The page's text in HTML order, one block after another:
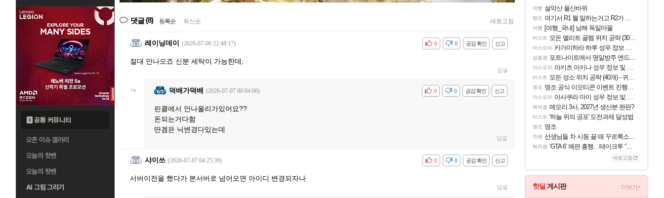
공통 커뮤니티
오픈 이슈 갤러리
오늘의 핫벤
오늘의 팟벤
AI 그림 그리기
댓글(8) 등록순 최신순 새로고침
레이닝데이 (2026-07-06 22:48:17) 신고
공감 확인
비공감 0
0
절대 안나오죠 신분 세탁이 가능한데;
답글
덕배가덕배 (2026-07-07 00:04:06) 신고
공감 확인
비공감 0
0
린클에서 안나올리가있어요??
돈되는거다함
딴겜은 닉변경다있는데
답글
샤이쓰 (2026-07-07 04:25:39) 신고
공감 확인
비공감 0
0
서버이전을 했다가 본서버로 넘어오면 아이디 변경되자나
답글
여행 설악산 울산바위
명조 여기서 R1 뭘 말하는거고 R2가 뭘말하는걸까요?
여행 [여행_국내] 남해 독일마을
비스트 모든 엘리트 골렘 위치 공략 (30개) - 방랑 결투가
아스오라 카가미하라 하루 성우 정보 및 주요 필모
섭컬겜 포트나이트에서 명일방주 엔드필드 [펠리카] 판매 예정
아스오라 아키츠 아키나 성우 정보 및 주요 필모
비스트 모든 성소 위치 공략 (40개) - 귀환한 영혼 도전과제
명조 명조 공식 이모티콘 이벤트 진행해봤습니다! 참여부터 추첨까지????
아스오라 아사쿠라 마이 성우 정보 및 주요 필모
해외겜 메모리 3사, 2027년 생산분 완판?
비스트 '하늘 위의 공포' 도전과제 달성법
명조 명조
차벤 선생님들 차 시동 끌 때 꾸르륵소리나는데
해외겜 ‘GTA 6’ 예판 흥행…테이크투 “내부 예상 크게 넘어”
새로고침
핫딜 게시판 더보기+